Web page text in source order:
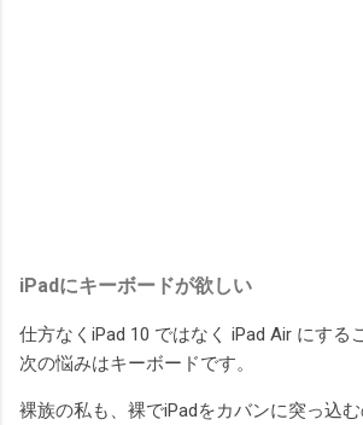
iPadにキーボードが欲しい
仕方なくiPad 10 ではなく iPad Air にする
次の悩みはキーボードです。
裸族の私も、裸でiPadをカバンに突っ込